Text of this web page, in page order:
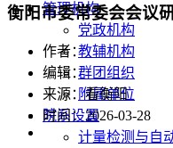
管理机构
党政机构
教辅机构
群团组织
附属单位
院系设置
计量检测与自
衡阳市委常委会会议
作者：
编辑：
来源：看衡阳
时间：2026-03-28